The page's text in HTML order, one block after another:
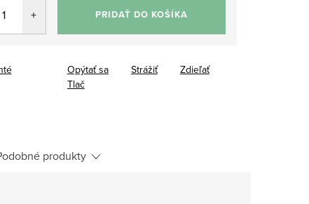
PRIDAŤ DO KOŠÍKA
Tlač
Opýtať sa Strážiť Zdieľať
produkty